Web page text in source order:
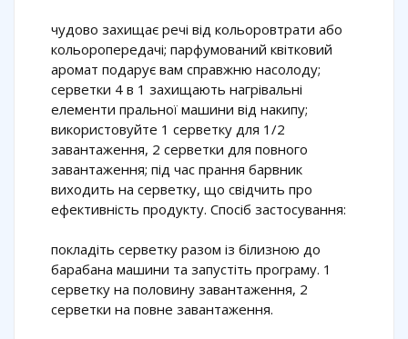
чудово захищає речі від кольоровтрати або
кольоропередачі; парфумований квітковий
аромат подарує вам справжню насолоду;
серветки 4 в 1 захищають нагрівальні
елементи пральної машини від накипу;
використовуйте 1 серветку для 1/2
завантаження, 2 серветки для повного
завантаження; під час прання барвник
виходить на серветку, що свідчить про
ефективність продукту. Спосіб застосування:
покладіть серветку разом із білизною до
барабана машини та запустіть програму. 1
серветку на половину завантаження, 2
серветки на повне завантаження.